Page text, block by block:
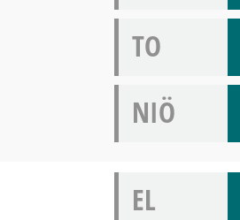
TO
NIÖ
EL